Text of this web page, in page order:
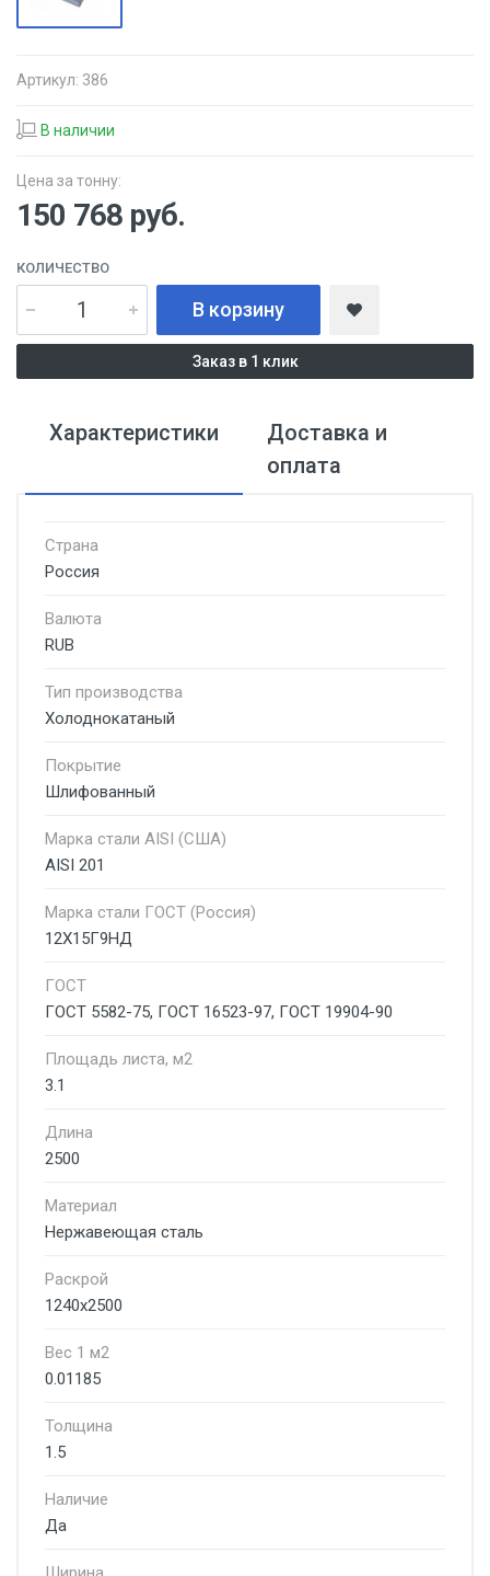
Артикул: 386
В наличии
Цена за тонну:
150 768 руб.
КОЛИЧЕСТВО
В корзину
Заказ в 1 клик
Характеристики
Доставка и
оплата
Страна
Россия
Валюта
RUB
Тип производства
Холоднокатаный
Покрытие
Шлифованный
Марка стали AISI (США)
AISI 201
Марка стали ГОСТ (Россия)
12Х15Г9НД
ГОСТ
ГОСТ 5582-75, ГОСТ 16523-97, ГОСТ 19904-90
Площадь листа, м2
3.1
Длина
2500
Материал
Нержавеющая сталь
Раскрой
1240х2500
Вес 1 м2
0.01185
Толщина
1.5
Наличие
Да